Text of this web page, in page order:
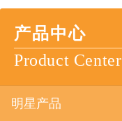
产品中心
Product Center
明星产品